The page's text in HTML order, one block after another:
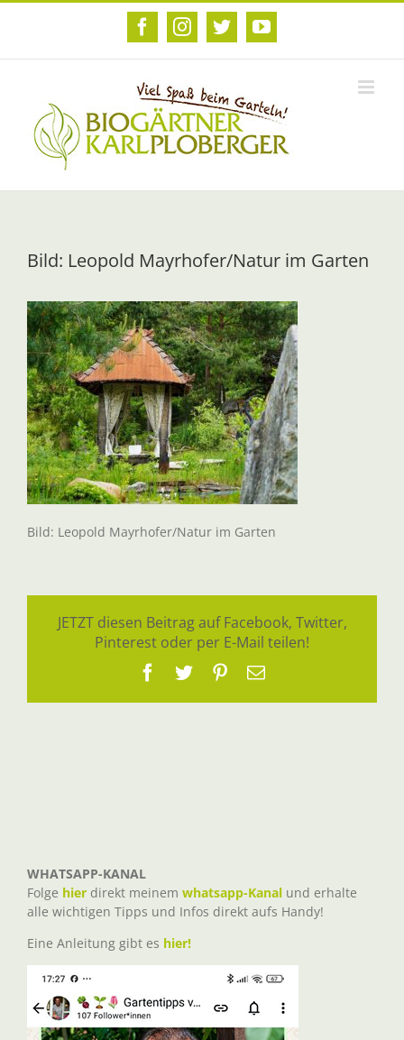
Zum
FacebookInstagram
TwitterYouTube
Bild: Leopold Mayrhofer/Natur im Garten
Bild: Leopold Mayrhofer/Natur im Garten
JETZT diesen Beitrag auf Facebook, Twitter,
Pinterest oder per E-Mail teilen!
Facebook
TwitterPinterest
E-
WHATSAPP-KANAL
Folge hier direkt meinem whatsapp-Kanal und erhalte
alle wichtigen Tipps und Infos direkt aufs Handy!
Eine Anleitung gibt es hier!